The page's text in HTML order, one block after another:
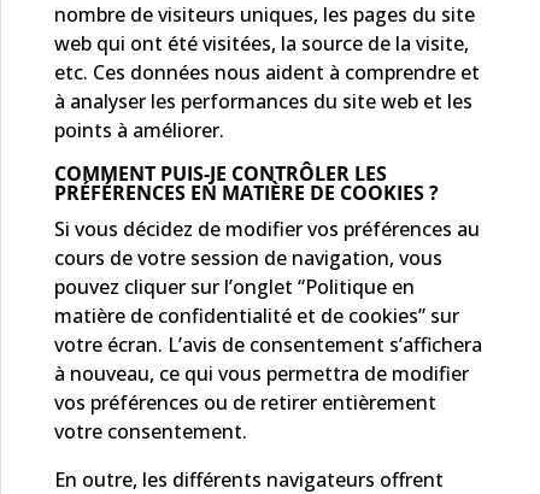
nombre de visiteurs uniques, les pages du site
web qui ont été visitées, la source de la visite,
etc. Ces données nous aident à comprendre et
à analyser les performances du site web et les
points à améliorer.
COMMENT PUIS-JE CONTRÔLER LES
PRÉFÉRENCES EN MATIÈRE DE COOKIES ?
Si vous décidez de modifier vos préférences au
cours de votre session de navigation, vous
pouvez cliquer sur l’onglet “Politique en
matière de confidentialité et de cookies” sur
votre écran. L’avis de consentement s’affichera
à nouveau, ce qui vous permettra de modifier
vos préférences ou de retirer entièrement
votre consentement.
En outre, les différents navigateurs offrent